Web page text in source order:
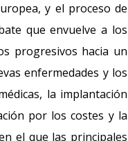
y el proceso de
que envuelve a los
progresivos hacia un
enfermedades y los
la implantación
por los costes y la
el que las principales